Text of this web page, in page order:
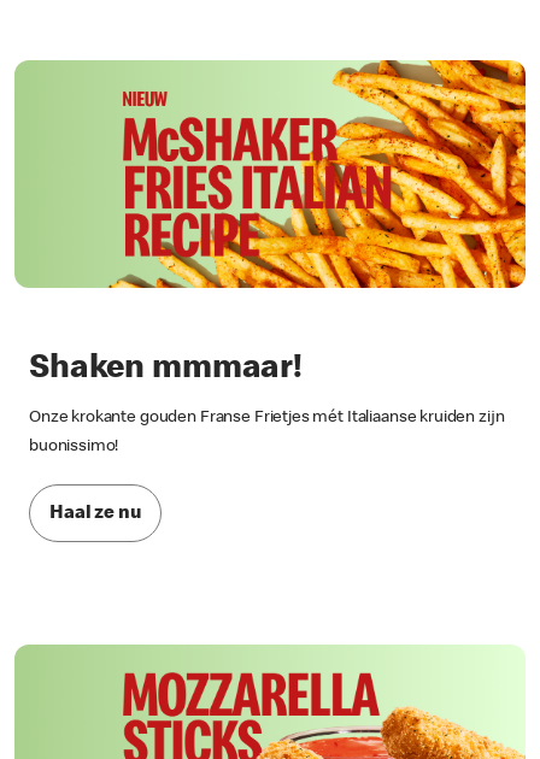
Shaken mmmaar!
Onze krokante gouden Franse Frietjes mét Italiaanse kruiden zijn
buonissimo!
Haal ze nu